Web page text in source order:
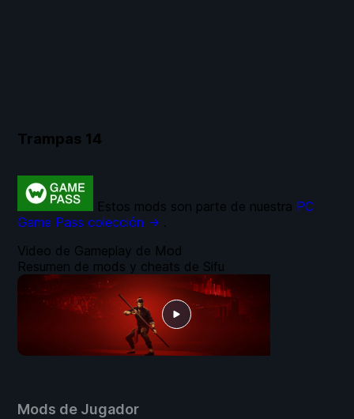
Trampas 14
Mods de Jugador
Video de Gameplay de Mod
Resumen de mods y cheats de Sifu
Estos mods son parte de nuestra PC
Game Pass colección → .